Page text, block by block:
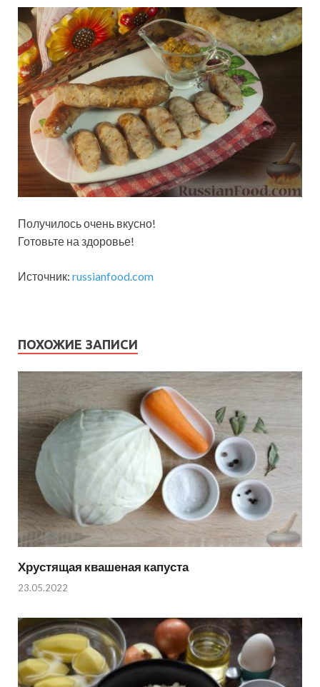
Получилось очень вкусно!
Готовьте на здоровье!
Источник: russianfood.com
ПОХОЖИЕ ЗАПИСИ
Хрустящая квашеная капуста
23.05.2022